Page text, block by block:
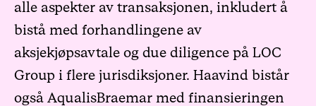
alle aspekter av transaksjonen, inkludert å
bistå med forhandlingene av
aksjekjøpsavtale og due diligence på LOC
Group i flere jurisdiksjoner. Haavind bistår
også AqualisBraemar med finansieringen